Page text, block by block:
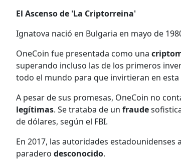
El Ascenso de 'La Criptorreina'
Ignatova nació en Bulgaria en mayo de
OneCoin fue presentada como una
superando incluso las de los primeros
todo el mundo para que invirtieran en
A pesar de sus promesas, OneCoin no
legítimas. Se trataba de un fraude
de dólares, según el FBI.
En 2017, las autoridades
paradero desconocido.